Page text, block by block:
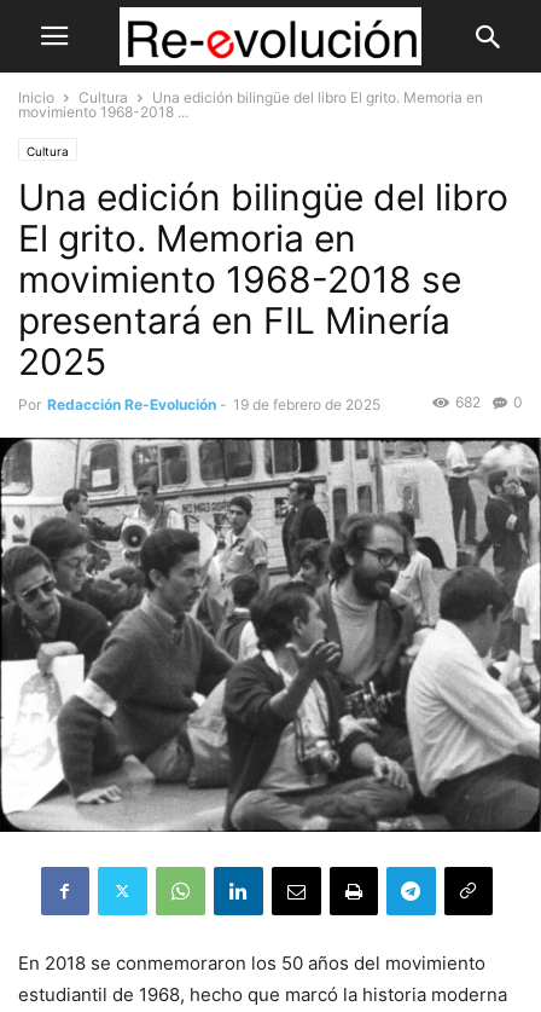
Inicio Cultura
Una edición bilingüe del libro El grito. Memoria en
movimiento 1968-2018 ...
Cultura
Una edición bilingüe del libro
El grito. Memoria en
movimiento 1968-2018 se
presentará en FIL Minería
2025
Por Redacción Re-Evolución - 19 de febrero de 2025 0
682
En 2018 se conmemoraron los 50 años del movimiento
estudiantil de 1968, hecho que marcó la historia moderna